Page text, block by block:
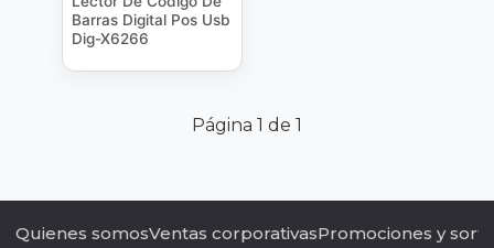
Barras Digital Pos Usb
Dig-X6266
Página 1 de 1
Quienes somosVentas corporativasPromociones y